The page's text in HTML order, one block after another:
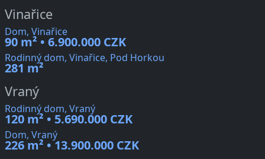
Vinařice
Dom, Vinařice
90 m² • 6.900.000 CZK
Rodinný dom, Vinařice, Pod Horkou
281 m²
Vraný
Rodinný dom, Vraný
120 m² • 5.690.000 CZK
Dom, Vraný
226 m² • 13.900.000 CZK